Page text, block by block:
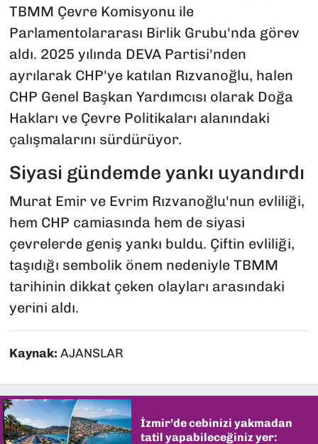
TBMM Çevre Komisyonu ile
Parlamentolararası Birlik Grubu'nda görev
aldı. 2025 yılında DEVA Partisi'nden
ayrılarak CHP'ye katılan Rızvanoğlu, halen
CHP Genel Başkan Yardımcısı olarak Doğa
Hakları ve Çevre Politikaları alanındaki
çalışmalarını sürdürüyor.
Siyasi gündemde yankı uyandırdı
Murat Emir ve Evrim Rızvanoğlu'nun evliliği,
hem CHP camiasında hem de siyasi
çevrelerde geniş yankı buldu. Çiftin evliliği,
taşıdığı sembolik önem nedeniyle TBMM
tarihinin dikkat çeken olayları arasındaki
yerini aldı.
Kaynak: AJANSLAR
İzmir’de cebinizi yakmadan
tatil yapabileceğiniz yer: